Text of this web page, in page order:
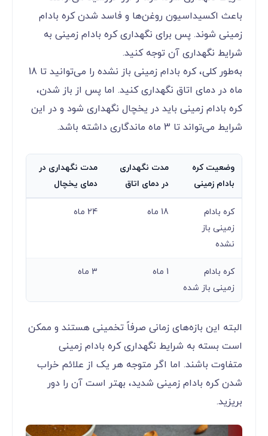
باعث اکسیداسیون روغن‌ها و فاسد شدن کره بادام
زمینی شوند. پس برای نگهداری کره بادام زمینی به
شرایط نگهداری آن توجه کنید.
به‌طور کلی، کره بادام زمینی باز نشده را می‌توانید تا 18
ماه در دمای اتاق نگهداری کنید. اما پس از باز شدن،
کره بادام زمینی باید در یخچال نگهداری شود و در این
شرایط می‌تواند تا 3 ماه ماندگاری داشته باشد.
وضعیت کره
بادام زمینی
مدت نگهداری
در دمای اتاق
مدت نگهداری در
دمای یخچال
کره بادام
زمینی باز
نشده
18 ماه 24 ماه
کره بادام
زمینی باز شده
1 ماه 3 ماه
البته این بازه‌های زمانی صرفاً تخمینی هستند و ممکن
است بسته به شرایط نگهداری کره بادام زمینی
متفاوت باشند. اما اگر متوجه هر یک از علائم خراب
شدن کره بادام زمینی شدید، بهتر است آن را دور
بریزید.